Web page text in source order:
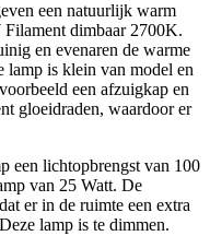
een natuurlijk warm
dimbaar 2700K.
en evenaren de warme
lamp is klein van model en
een afzuigkap en
gloeidraden, waardoor er
een lichtopbrengst van 100
van 25 Watt. De
er in de ruimte een extra
lamp is te dimmen.